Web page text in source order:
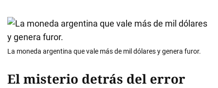
La moneda argentina que vale más de mil dólares y genera furor.
El misterio detrás del error